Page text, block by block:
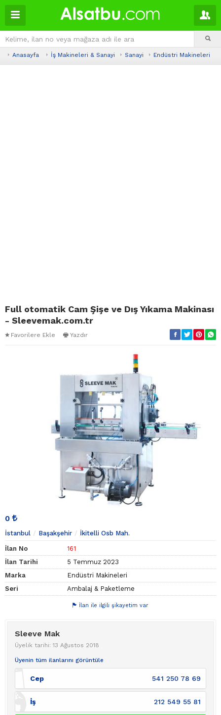
Anasayfa İş Makineleri & Sanayi Sanayi Endüstri Makineleri
Full otomatik Cam Şişe ve Dış Yıkama Makinası
- Sleevemak.com.tr
Favorilere Ekle Yazdır
0
İstanbul Başakşehir İkitelli Osb Mah.
İlan No
161
İlan Tarihi
5 Temmuz 2023
Marka
Endüstri Makineleri
Seri
Ambalaj & Paketleme
İlan ile ilgili şikayetim var
Sleeve Mak
Üyelik tarihi: 13 Ağustos 2018
Üyenin tüm ilanlarını görüntüle
Cep 541 250 78 69
İş 212 549 55 81